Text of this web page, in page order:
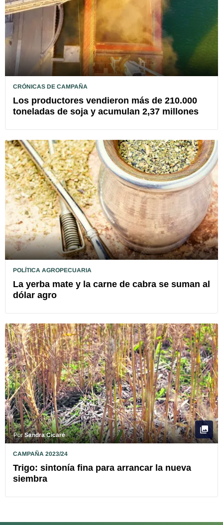
CRÓNICAS DE CAMPAÑA
Los productores vendieron más de 210.000
toneladas de soja y acumulan 2,37 millones
POLÍTICA AGROPECUARIA
La yerba mate y la carne de cabra se suman al
dólar agro
PorSandra Cicaré
CAMPAÑA 2023/24
Trigo: sintonía fina para arrancar la nueva
siembra